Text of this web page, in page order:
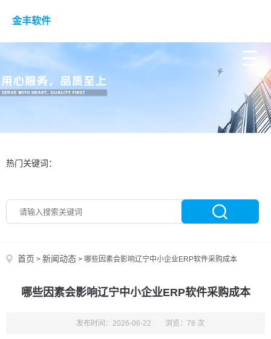
金丰软件
热门关键词：
首页 > 新闻动态 > 哪些因素会影响辽宁中小企业ERP软件采购成本
哪些因素会影响辽宁中小企业ERP软件采购成本
发布时间：2026-06-22 浏览：78 次